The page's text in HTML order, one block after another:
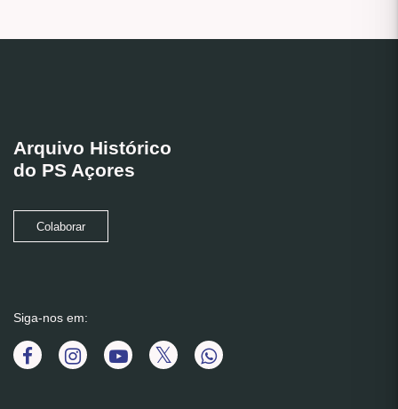
Arquivo Histórico
do PS Açores
Colaborar
Siga-nos em: